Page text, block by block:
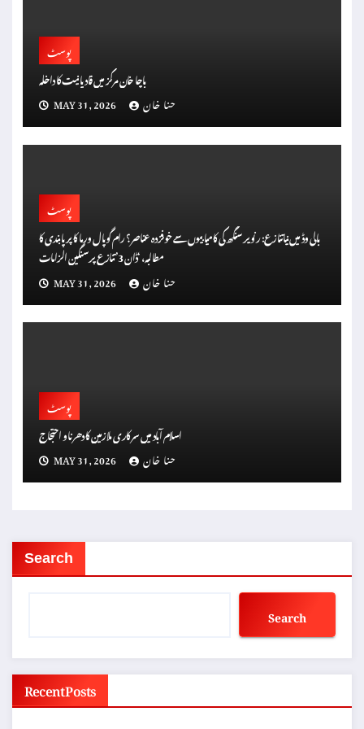
پوسٹ
باچا خان مرکز میں قادیانیت کا داخلہ
MAY 31, 2026
حنا خان
پوسٹ
بالی وڈ میں نیا تنازع: رنویر سنگھ کی کامیابیوں سے خوفزدہ عناصر؟ رام گوپال ورما کا پر پابندی کا
مطالبہ، ‘ڈان 3’ تنازع پر سنگین الزامات
MAY 31, 2026
حنا خان
پوسٹ
اسلام آباد میں سرکاری ملازمین کا دھرنا و احتجاج
MAY 31, 2026
حنا خان
Search
Search
Recent Posts